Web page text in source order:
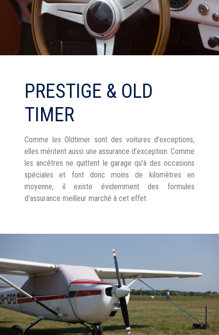
PRESTIGE & OLD
TIMER
Comme les Oldtimer sont des voitures d’exceptions,
elles méritent aussi une assurance d’exception. Comme
les ancêtres ne quittent le garage qu’à des occasions
spéciales et font donc moins de kilomètres en
moyenne, il existe évidemment des formules
d’assurance meilleur marché à cet effet.